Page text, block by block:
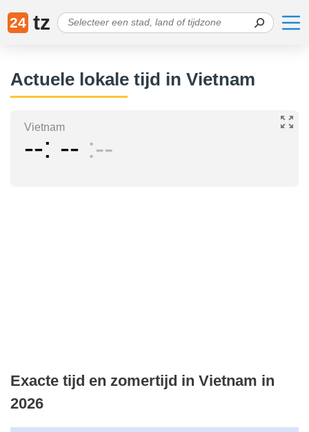
24 tz
Actuele lokale tijd in Vietnam
Vietnam
-- -- --
Exacte tijd en zomertijd in Vietnam in
2026